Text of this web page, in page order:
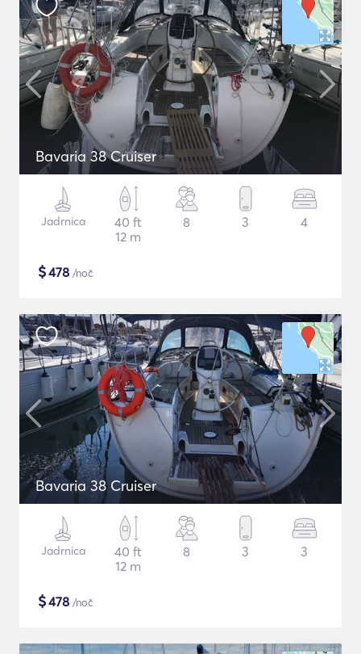
Bavaria 38 Cruiser
Jadrnica
40 ft
12 m
8 3 4
$478 /noč
Bavaria 38 Cruiser
Jadrnica
40 ft
12 m
8 3 3
$478 /noč